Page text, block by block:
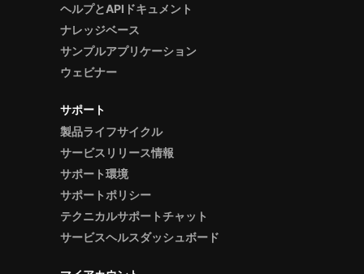
ヘルプとAPIドキュメント
ナレッジベース
サンプルアプリケーション
ウェビナー
サポート
製品ライフサイクル
サービスリリース情報
サポート環境
サポートポリシー
テクニカルサポートチャット
サービスヘルスダッシュボード